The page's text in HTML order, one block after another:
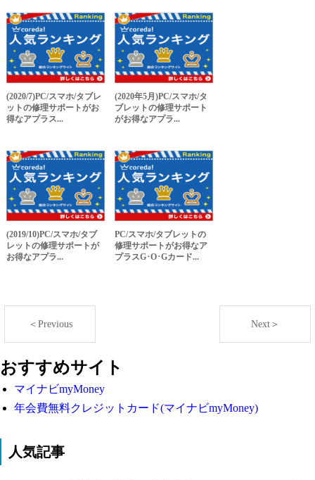
(2020/7)PC/スマホ/タブレ
ットの修理サポートがお
得なアプラス...
(2020年5月)PC/スマホ/タ
ブレットの修理サポート
がお得なアプラ...
(2019/10)PC/スマホ/タブ
レットの修理サポートが
お得なアプラ...
PC/スマホ/タブレットの
修理サポートがお得なア
プラスG･O･Gカード...
＜Previous Next＞
おすすめサイト
マイナビmyMoney
年会費無料クレジットカード(マイナビmyMoney)
人気記事